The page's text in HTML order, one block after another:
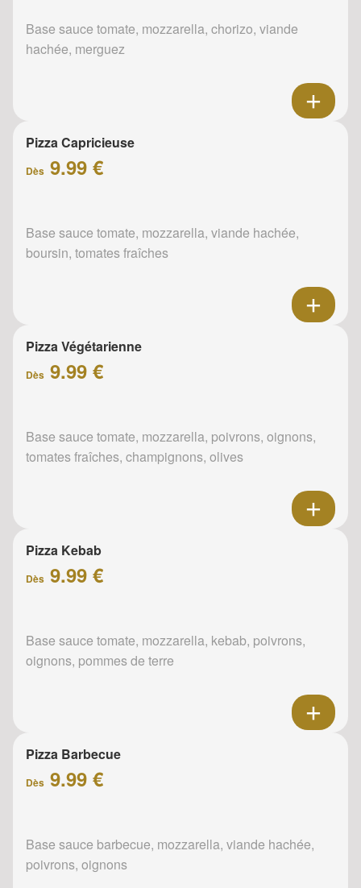
Base sauce tomate, mozzarella, chorizo, viande
hachée, merguez
Pizza Capricieuse
Dès 9.99 €
Base sauce tomate, mozzarella, viande hachée,
boursin, tomates fraîches
Pizza Végétarienne
Dès 9.99 €
Base sauce tomate, mozzarella, poivrons, oignons,
tomates fraîches, champignons, olives
Pizza Kebab
Dès 9.99 €
Base sauce tomate, mozzarella, kebab, poivrons,
oignons, pommes de terre
Pizza Barbecue
Dès 9.99 €
Base sauce barbecue, mozzarella, viande hachée,
poivrons, oignons